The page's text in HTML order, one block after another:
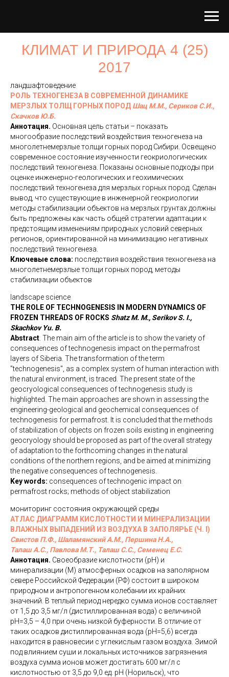
КЛИМАТ И ПРИРОДА 4 (25)
2017
ландшафтоведение
РОЛЬ ТЕХНОГЕНЕЗА В СОВРЕМЕННОЙ ДИНАМИКЕ
МЕРЗЛЫХ ТОЛЩ ГОРНЫХ ПОРОД Шац М.М., Сериков С.И.,
Скачков Ю.Б.
Аннотация. Основная цель статьи – показать
многообразие последствий воздействия техногенеза на
многолетнемерзлые толщи горных пород Сибири. Освещено
современное состояние изученности геокриологических
последствий техногенеза. Показаны основные подходы при
оценке инженерно-геологических и геохимических
последствий техногенеза для мерзлых горных пород. Сделан
вывод, что существующие в инженерной геокриологии
методы стабилизации объектов на мерзлых грунтах должны
быть предложены как часть общей стратегии адаптации к
предстоящим изменениям природных условий северных
регионов, ориентированной на минимизацию негативных
последствий техногенеза.
Ключевые слова: последствия воздействия техногенеза на
многолетнемерзлые толщи горных пород, методы
стабилизации объектов
landscape science
THE ROLE OF TECHNOGENESIS IN MODERN DYNAMICS OF
FROZEN THREADS OF ROCKS Shatz M. M., Serikov S. I.,
Skachkov Yu. B.
Abstract . The main aim of the article is to show the variety of
consequences of technogenesis impact on the permafrost
layers of Siberia. The transformation of the term
"technogenesis", as a complex system of human interaction with
the natural environment, is traced. The present state of the
geocryological consequences of technogenesis study is
highlighted. The main approaches are shown in assessing the
engineering-geological and geochemical consequences of
technogenesis for permafrost. It is concluded that the methods
of stabilization of objects on frozen soils existing in engineering
geocryology should be proposed as part of the overall strategy
of adaptation to the forthcoming changes in the natural
conditions of the northern regions, and be aimed at minimizing
the negative consequences of technogenesis.
Key words: consequences of technogenic impact on
permafrost rocks; methods of object stabilization
мониторинг состояния окружающей среды
АТЛАС ДИАГРАММ КИСЛОТНОСТИ И МИНЕРАЛИЗАЦИИ
ВЛАЖНЫХ ВЫПАДЕНИЙ ИЗ ВОЗДУХА В ЗАПОЛЯРЬЕ (Ч. )
Свистов П.Ф., Шаламянский А.М., Першина Н.А.,
Талаш А.С., Павлова М.Т., Талаш С.С., Семенец Е.С.
Аннотация. Своеобразие кислотности (рН) и
минерализации (М) атмосферных осадков на заполярном
севере Российской Федерации (РФ) состоит в широком
природном и антропогенном колебании их крайних
значений. В теплый период нередко сумма ионов составляет
от 1,5 до 3,5 мг/л (дистиллированная вода) с величиной
рН=3,5 – 4,0 при очень низкой буферности. В отличие от
таких осадков дистиллированная вода (рН=5,6) всегда
находится в равновесии с углекислым газом воздуха. Зимой
под влиянием суши и локальных источников загрязнения
воздуха сумма ионов может достигать 600 мг/л с
кислотностью от 3,5 до 9,0 ед. рН (Норильск), что